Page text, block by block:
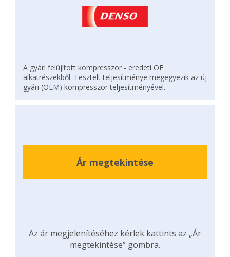
A gyári felújított kompresszor - eredeti OE
alkatrészekből. Tesztelt teljesítménye megegyezik az új
gyári (OEM) kompresszor teljesítményével.
Ár megtekintése
Az ár megjelenítéséhez kérlek kattints az „Ár
megtekintése” gombra.